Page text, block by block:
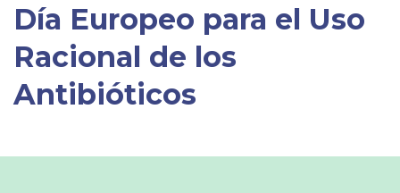
Día Europeo para el Uso
Racional de los
Antibióticos